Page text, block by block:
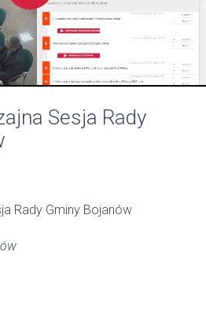
Sesja Rady
Rady Gminy Bojanów